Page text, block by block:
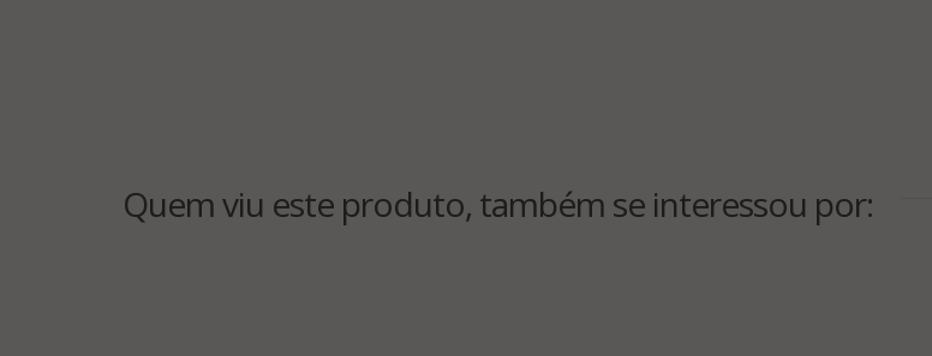
Quem viu este produto, também se interessou por: